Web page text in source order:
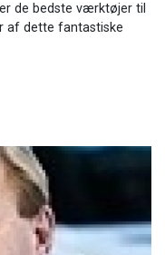
de bedste værktøjer til
af dette fantastiske